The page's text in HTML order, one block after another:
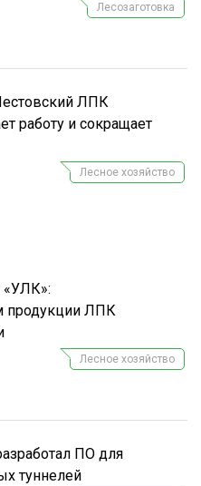
Лесозаготовка
ЛПК
работу и сокращает
Лесное хозяйство
«УЛК»:
продукции ЛПК
Лесное хозяйство
ПО для
туннелей